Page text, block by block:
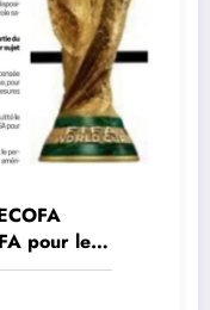
pour les